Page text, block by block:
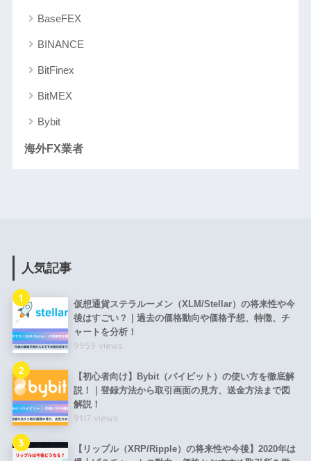
BaseFEX
BINANCE
BitFinex
BitMEX
Bybit
海外FX業者
人気記事
1
仮想通貨ステラルーメン（XLM/Stellar）の将来性や今
後はすごい？｜過去の価格動向や価格予想、特徴、チ
ャートを分析！
9959 views
2
【初心者向け】Bybit（バイビット）の使い方を徹底解
説！｜登録方法から取引画面の見方、送金方法まで図
解説！
9117 views
3
【リップル（XRP/Ripple）の将来性や今後】2020年は